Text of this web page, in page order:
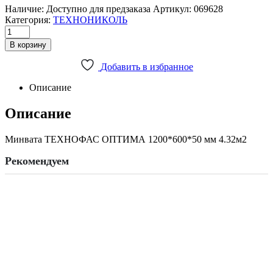
Наличие: Доступно для предзаказа Артикул: 069628
Категория: ТЕХНОНИКОЛЬ
ТЕХНОФАС
ОПТИМА
1200*600*50мм//120
м3//4,32м2//0.216м3//6плит//32пач
quantity
В корзину
Добавить в избранное
Описание
Описание
Минвата ТЕХНОФАС ОПТИМА 1200*600*50 мм 4.32м2
Рекомендуем